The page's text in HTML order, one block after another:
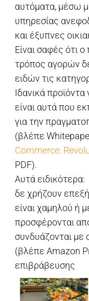
αυτόματα, μέσω
υπηρεσίας
και έξυπνες
Είναι σαφές ότι
τρόπος αγορών
ειδών τις
Ιδανικά
είναι αυτά που
για την
(βλέπε
Commerce:
PDF).
Αυτά ειδικότερα:
δε χρήζουν
είναι χαμηλού ή
προσφέρονται
συνδυάζονται με
(βλέπε Amazon
επιβράβευσης